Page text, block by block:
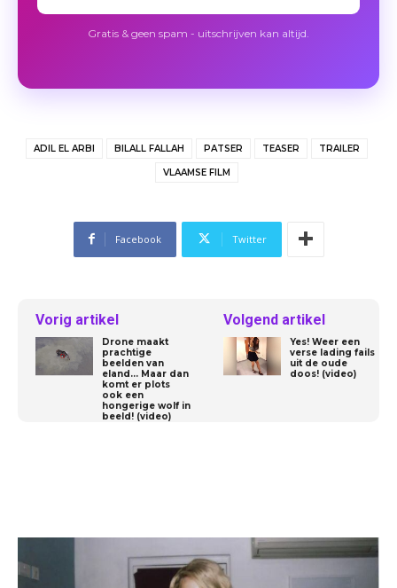
Gratis & geen spam - uitschrijven kan altijd.
ADIL EL ARBI BILALL FALLAH PATSER TEASER TRAILER
VLAAMSE FILM
Facebook Twitter
Vorig artikel
Drone maakt
prachtige
beelden van
eland… Maar dan
komt er plots
ook een
hongerige wolf in
beeld! (video)
Volgend artikel
Yes! Weer een
verse lading fails
uit de oude
doos! (video)